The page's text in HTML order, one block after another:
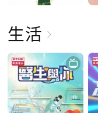
生活